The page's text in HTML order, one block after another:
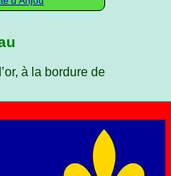
à la bordure de